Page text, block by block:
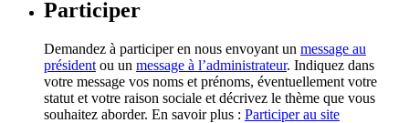
Participer
Demandez à participer en nous envoyant un message au
président ou un message à l’administrateur. Indiquez dans
votre message vos noms et prénoms, éventuellement votre
statut et votre raison sociale et décrivez le thème que vous
souhaitez aborder. En savoir plus : Participer au site